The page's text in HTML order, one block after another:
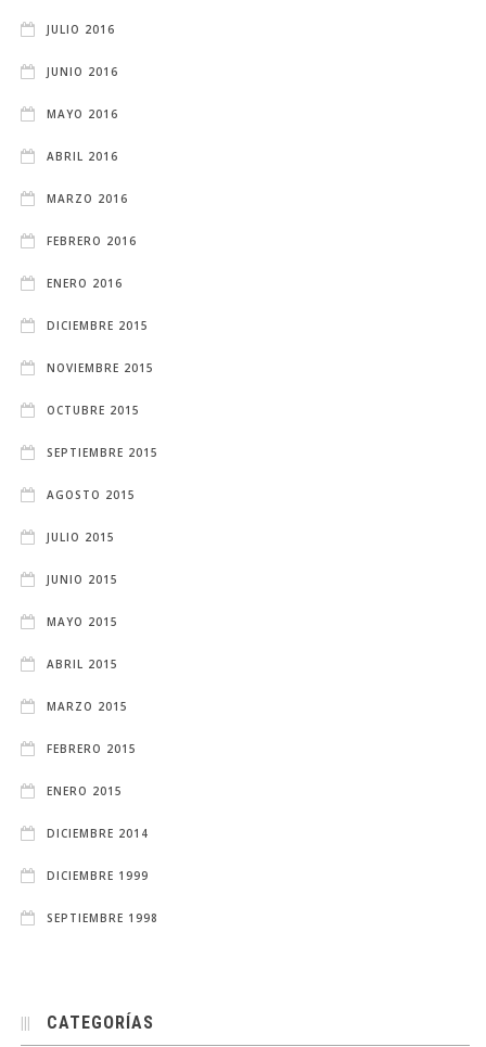
JULIO 2016
JUNIO 2016
MAYO 2016
ABRIL 2016
MARZO 2016
FEBRERO 2016
ENERO 2016
DICIEMBRE 2015
NOVIEMBRE 2015
OCTUBRE 2015
SEPTIEMBRE 2015
AGOSTO 2015
JULIO 2015
JUNIO 2015
MAYO 2015
ABRIL 2015
MARZO 2015
FEBRERO 2015
ENERO 2015
DICIEMBRE 2014
DICIEMBRE 1999
SEPTIEMBRE 1998
CATEGORÍAS